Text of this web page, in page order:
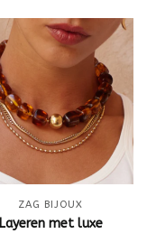
ZAG BIJOUX
Layeren met luxe